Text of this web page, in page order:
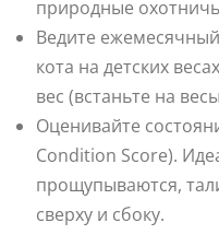
природные
Ведите
кота на детских
вес (встаньте на
Оценивайте
Condition Score).
прощупываются,
сверху и сбоку.